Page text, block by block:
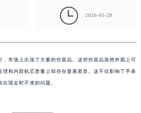
 2026-05-28
，市场上出现了大量的仿冒品。这些仿冒品虽然外观上可
理和内部机芯质量上却存在显著差异。这不仅影响了手表
现走时不准的问题。